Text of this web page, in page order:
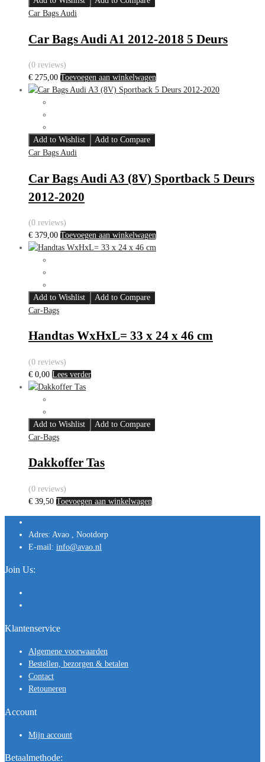
Car Bags Audi
Car Bags Audi A1 2012-2018 5 Deurs
(0 reviews)
€ 275,00 Toevoegen aan winkelwagen
Add to Wishlist
Add to Compare
Car Bags Audi
Car Bags Audi A3 (8V) Sportback 5 Deurs
2012-2020
(0 reviews)
€ 379,00 Toevoegen aan winkelwagen
Add to Wishlist
Add to Compare
Car-Bags
Handtas WxHxL= 33 x 24 x 46 cm
(0 reviews)
€ 0,00 Lees verder
Add to Wishlist
Add to Compare
Car-Bags
Dakkoffer Tas
(0 reviews)
€ 39,50 Toevoegen aan winkelwagen
Adres: Avao , Nootdorp
E-mail: info@avao.nl
Join Us:
Klantenservice
Algemene voorwaarden
Bestellen, bezorgen & betalen
Contact
Retouneren
Account
Mijn account
Betaalmethode: